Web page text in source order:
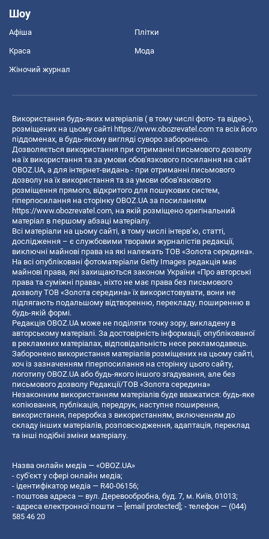
Шоу
Афіша Плітки
Краса Мода
Жіночий журнал
Використання будь-яких матеріалів ( в тому числі фото- та відео-),
розміщених на цьому сайті https://www.obozrevatel.com та всіх його
піддоменах, в будь-якому вигляді суворо заборонено.
Дозволяється використання при отриманні письмового дозволу
на їх використання та за умови обов'язкового посилання на сайт
OBOZ.UA, а для інтернет-видань - при отриманні письмового
дозволу на їх використання та за умови обов'язкового
розміщення прямого, відкритого для пошукових систем,
гіперпосилання на сторінку OBOZ.UA за посиланням
https://www.obozrevatel.com, на якій розміщено оригінальний
матеріал в першому абзаці матеріалу.
Всі матеріали на цьому сайті, в тому числі інтерв’ю, статті,
дослідження – є службовими творами журналістів редакції,
виключні майнові права на які належать ТОВ «Золота середина».
На всі опубліковані фотоматеріали Getty Images редакція має
майнові права, які захищаються законом України «Про авторські
права та суміжні права», ніхто не має права без письмового
дозволу ТОВ «Золота середина» їх використовувати, вони не
підлягають подальшому відтворенню, перекладу, поширенню в
будь-якій формі.
Редакція OBOZ.UA може не поділяти точку зору, викладену в
авторському матеріалі. За достовірність інформації, опублікованої
в рекламних матеріалах, відповідальність несе рекламодавець.
Заборонено використання матеріалів розміщених на цьому сайті,
хоч із зазначенням гіперпосилання на сторінку цього сайту,
логотипу OBOZ.UA або будь-якого іншого згадування, але без
письмового дозволу Редакції/ТОВ «Золота середина»
Незаконним використанням матеріалів буде вважатися: будь-яке
копiювання, публiкацiя, передрук, наступне поширення,
використання, переробка з використанням, включенням до
складу інших матеріалів, розповсюдження, адаптація, переклад
та інші подібні зміни матеріалу.
Назва онлайн медіа — «OBOZ.UA»
- суб'єкт у сфері онлайн медіа;
- ідентифікатор медіа — R40-06156;
- поштова адреса — вул. Деревообробна, буд. 7, м. Київ, 01013;
- адреса електронної пошти — [email protected]; - телефон — (044)
585 46 20